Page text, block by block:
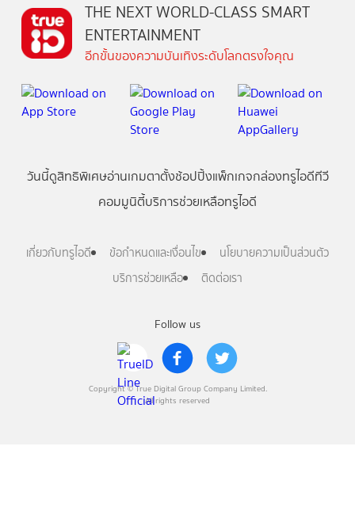
Follow us
Copyright © True Digital Group Company Limited.
All rights reserved
THE NEXT WORLD-CLASS SMART
ENTERTAINMENT
อีกขั้นของความบันเทิงระดับโลกตรงใจคุณ
วันนี้ดูสิทธิพิเศษอ่านเกมตาตั้งช้อปปิ้งแพ็กเกจกล่องทรูไอดีทีวี
คอมมูนิตี้บริการช่วยเหลือทรูไอดี
เกี่ยวกับทรูไอดี ข้อกำหนดและเงื่อนไข
นโยบายความเป็นส่วนตัว
บริการช่วยเหลือ
ติดต่อเรา